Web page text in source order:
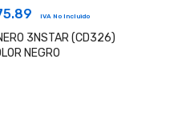
IVA No Incluido
3NSTAR (CD326)
NEGRO